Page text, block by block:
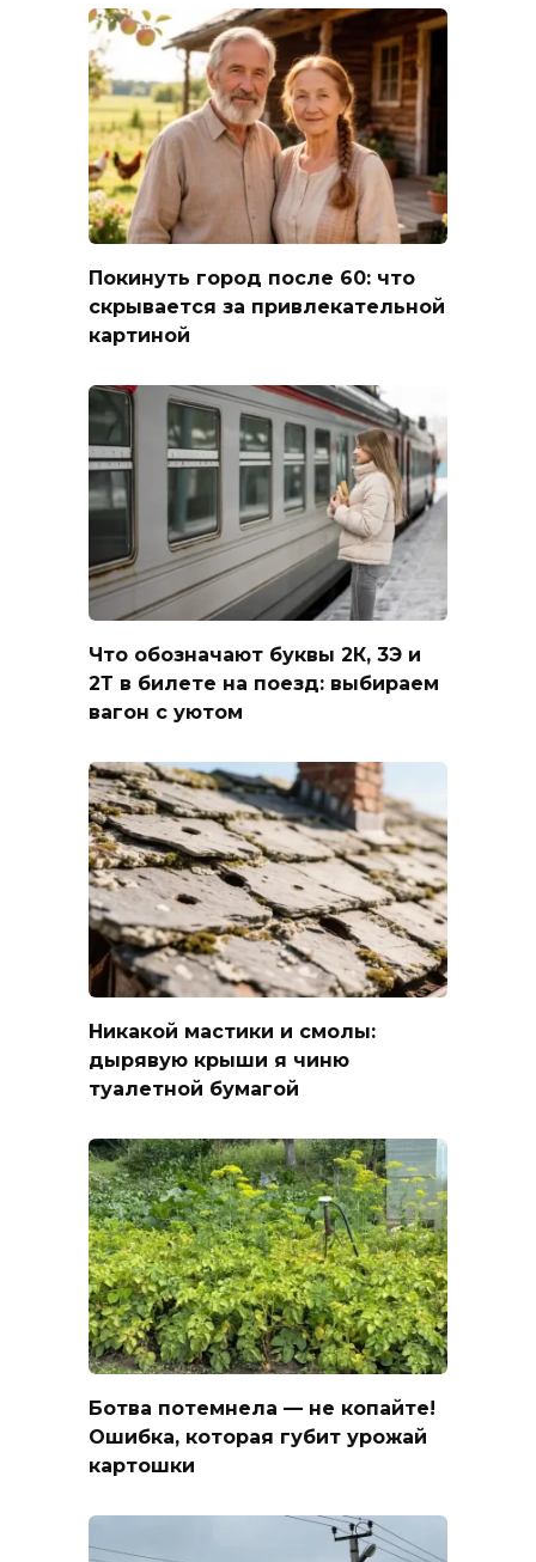
Покинуть город после 60: что
скрывается за привлекательной
картиной
Что обозначают буквы 2К, 3Э и
2Т в билете на поезд: выбираем
вагон с уютом
Никакой мастики и смолы:
дырявую крыши я чиню
туалетной бумагой
Ботва потемнела — не копайте!
Ошибка, которая губит урожай
картошки